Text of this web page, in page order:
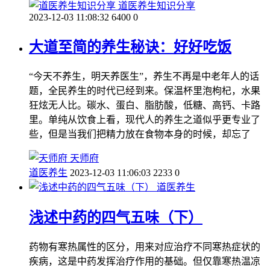
道医养生知识分享
2023-12-03 11:08:32 6400 0
大道至简的养生秘诀：好好吃饭
“今天不养生，明天养医生”，养生不再是中老年人的话
题，全民养生的时代已经到来。保温杯里泡枸杞，水果
狂炫无人比。碳水、蛋白、脂肪酸，低糖、高钙、卡路
里。单纯从饮食上看，现代人的养生之道似乎更专业了
些，但是当我们把精力放在食物本身的时候，却忘了
天师府
道医养生 2023-12-03 11:06:03 2233 0
道医养生
浅述中药的四气五味（下）
药物有寒热属性的区分，用来对应治疗不同寒热症状的
疾病，这是中药发挥治疗作用的基础。但仅靠寒热温凉